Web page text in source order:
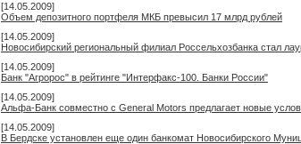
[14.05.2009]
Объем депозитного портфеля МКБ превысил 17 млрд рублей
[14.05.2009]
Новосибирский региональный филиал Россельхозбанка стал
[14.05.2009]
Банк "Агророс" в рейтинге "Интерфакс-100. Банки России"
[14.05.2009]
Альфа-Банк совместно с General Motors предлагает новые
[14.05.2009]
В Бердске установлен еще один банкомат Новосибирского